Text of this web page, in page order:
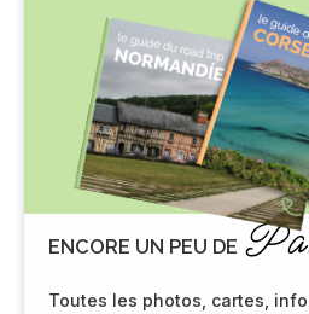
ENCORE UN PEU DE
Toutes les photos, cartes,